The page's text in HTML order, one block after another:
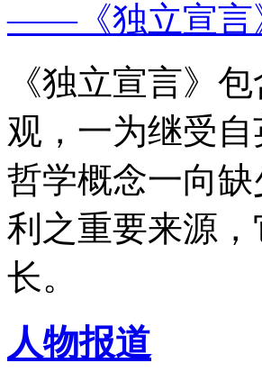
——《独立宣言
《独立宣言》
观，一为继受
哲学概念一向
利之重要来源
长。
人物报道